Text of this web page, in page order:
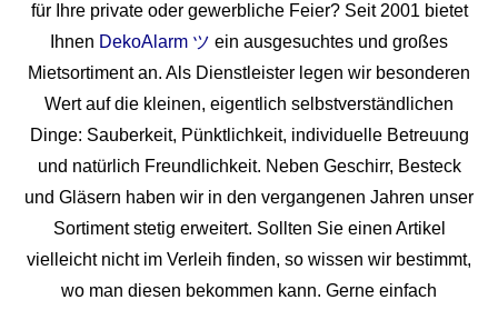
für Ihre private oder gewerbliche Feier? Seit 2001 bietet
Ihnen DekoAlarm ツ ein ausgesuchtes und großes
Mietsortiment an. Als Dienstleister legen wir besonderen
Wert auf die kleinen, eigentlich selbstverständlichen
Dinge: Sauberkeit, Pünktlichkeit, individuelle Betreuung
und natürlich Freundlichkeit. Neben Geschirr, Besteck
und Gläsern haben wir in den vergangenen Jahren unser
Sortiment stetig erweitert. Sollten Sie einen Artikel
vielleicht nicht im Verleih finden, so wissen wir bestimmt,
wo man diesen bekommen kann. Gerne einfach